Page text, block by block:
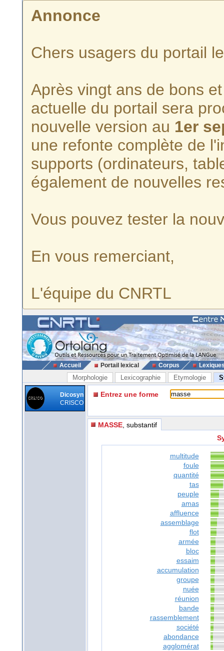
Annonce
Chers usagers du portail
Après vingt ans de bons
actuelle du portail sera
nouvelle version au 1er
une refonte complète de
supports (ordinateurs,
également de nouvelles
Vous pouvez tester la
En vous remerciant,
L'équipe du CNRTL
Accueil Portail lexical Corpus
Morphologie Lexicographie Etymologie
Dicosyn
CRISCO
Entrez une forme
MASSE , substantif
multitude
foule
quantité
tas
peuple
amas
affluence
assemblage
flot
armée
bloc
essaim
accumulation
groupe
nuée
réunion
bande
rassemblement
société
abondance
agglomérat